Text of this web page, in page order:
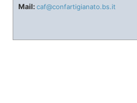
Mail:caf@confartigianato.bs.it